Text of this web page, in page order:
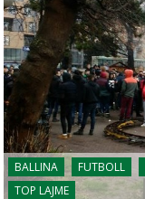
BALLINA FUTBOLL
TOP LAJME